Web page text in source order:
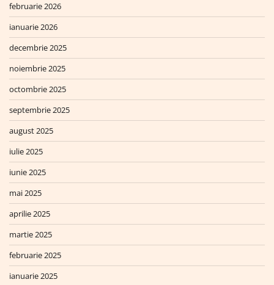
februarie 2026
ianuarie 2026
decembrie 2025
noiembrie 2025
octombrie 2025
septembrie 2025
august 2025
iulie 2025
iunie 2025
mai 2025
aprilie 2025
martie 2025
februarie 2025
ianuarie 2025